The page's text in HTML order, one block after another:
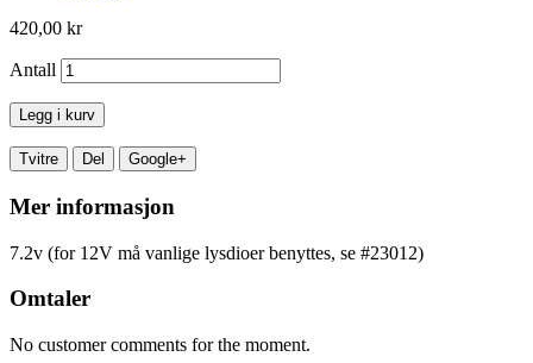
420,00 kr
Antall
Legg i kurv
Tvitre Del Google+
Mer informasjon
7.2v (for 12V må vanlige lysdioer benyttes, se #23012)
Omtaler
No customer comments for the moment.